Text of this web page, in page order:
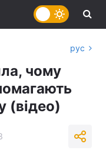
рус
чому
(відео)